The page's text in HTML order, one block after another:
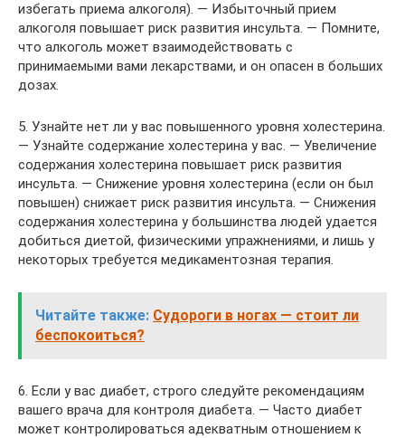
избегать приема алкоголя). — Избыточный прием
алкоголя повышает риск развития инсульта. — Помните,
что алкоголь может взаимодействовать с
принимаемыми вами лекарствами, и он опасен в больших
дозах.
5. Узнайте нет ли у вас повышенного уровня холестерина.
— Узнайте содержание холестерина у вас. — Увеличение
содержания холестерина повышает риск развития
инсульта. — Снижение уровня холестерина (если он был
повышен) снижает риск развития инсульта. — Снижения
содержания холестерина у большинства людей удается
добиться диетой, физическими упражнениями, и лишь у
некоторых требуется медикаментозная терапия.
Читайте также: Судороги в ногах — стоит ли
беспокоиться?
6. Если у вас диабет, строго следуйте рекомендациям
вашего врача для контроля диабета. — Часто диабет
может контролироваться адекватным отношением к